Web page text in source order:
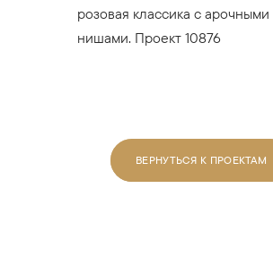
розовая классика с арочными
нишами. Проект 10876
ВЕРНУТЬСЯ К ПРОЕКТАМ